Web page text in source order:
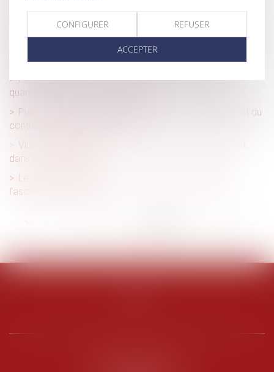
Licenciement nul : les indemnités doivent inclure primes et
heures supplémentaires
Quelles utilisations du logement sont autorisées dans un
bail de location ?
Filiation naturelle et preuve de la possession d’état :
quand commence la prescription ?
Publicité et crédits à la consommation : renforcement du
contrôle des mentions légales
Violences conjugales : le « contrôle coercitif » bientôt
dans le Code pénal ?
Le droit de retour légal se transmet aux héritiers de
l’ascendant donateur
> >>
CONFIGURER REFUSER
ACCEPTER